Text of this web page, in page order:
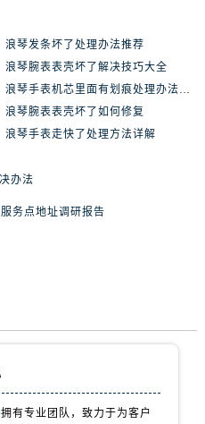
浪琴发条坏了处理办法推荐
浪琴腕表表壳坏了解决技巧大全
浪琴手表机芯里面有划痕处理办法推荐
浪琴腕表表壳坏了如何修复
浪琴手表走快了处理方法详解
办法
务点地址调研报告
拥有专业团队，致力于为客户